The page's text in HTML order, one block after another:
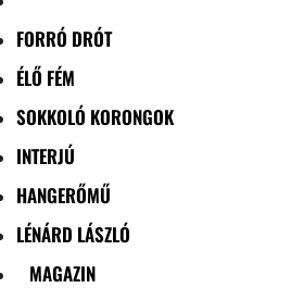
FORRÓ DRÓT
ÉLŐ FÉM
SOKKOLÓ KORONGOK
INTERJÚ
HANGERŐMŰ
LÉNÁRD LÁSZLÓ
MAGAZIN